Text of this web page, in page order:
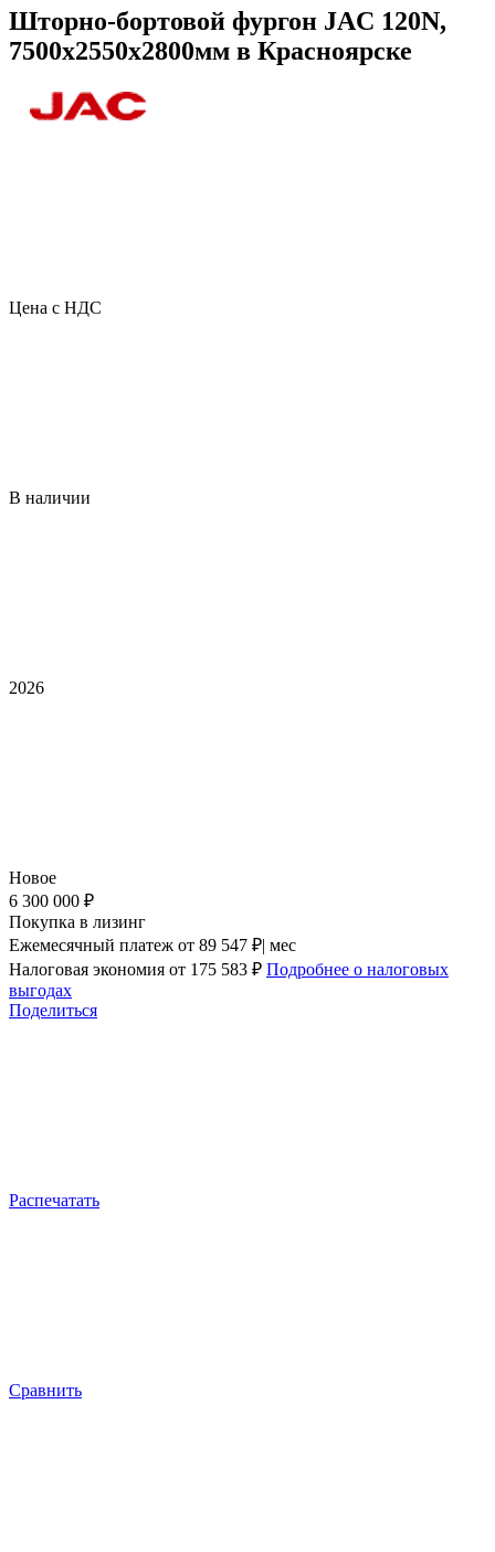
Шторно-бортовой фургон JAC 120N,
7500х2550х2800мм в Красноярске
Цена с НДС
В наличии
2026
Новое
6 300 000 ₽
Покупка в лизинг
Ежемесячный платеж от 89 547 ₽| мес
Налоговая экономия от 175 583 ₽ Подробнее о налоговых
выгодах
Поделиться
Распечатать
Сравнить